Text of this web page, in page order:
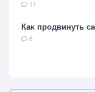
11
Как продвинуть
6